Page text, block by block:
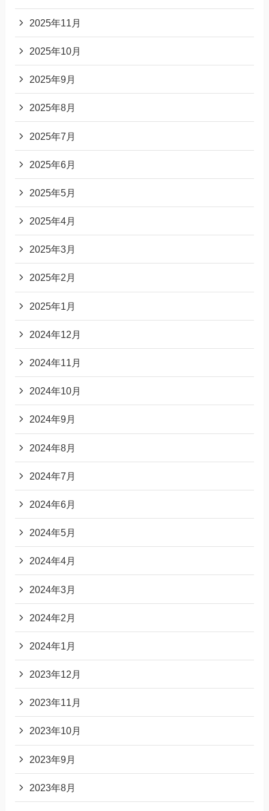
2025年11月
2025年10月
2025年9月
2025年8月
2025年7月
2025年6月
2025年5月
2025年4月
2025年3月
2025年2月
2025年1月
2024年12月
2024年11月
2024年10月
2024年9月
2024年8月
2024年7月
2024年6月
2024年5月
2024年4月
2024年3月
2024年2月
2024年1月
2023年12月
2023年11月
2023年10月
2023年9月
2023年8月